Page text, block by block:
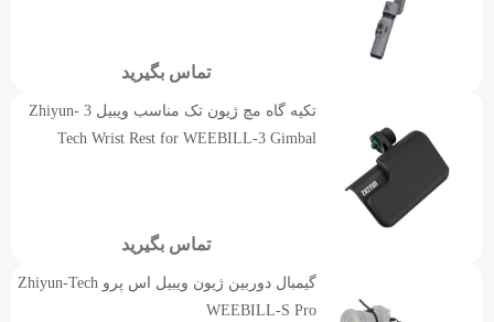
تماس بگیرید
تکیه گاه مچ ژیون تک مناسب ویبیل 3 Zhiyun-
Tech Wrist Rest for WEEBILL-3 Gimbal
تماس بگیرید
گیمبال دوربین ژیون ویبیل اس پرو Zhiyun-Tech
WEEBILL-S Pro